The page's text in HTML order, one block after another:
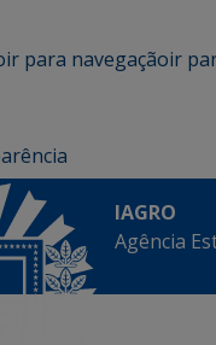
ir para navegaçãoir
IAGRO
Agência